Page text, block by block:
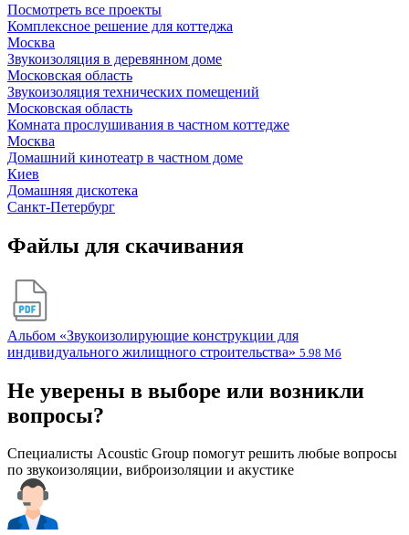
Посмотреть все проекты
Комплексное решение для коттеджа
Москва
Звукоизоляция в деревянном доме
Московская область
Звукоизоляция технических помещений
Московская область
Комната прослушивания в частном коттедже
Москва
Домашний кинотеатр в частном доме
Киев
Домашняя дискотека
Санкт-Петербург
Файлы для скачивания
Альбом «Звукоизолирующие конструкции для
индивидуального жилищного строительства» 5.98 Мб
Не уверены в выборе или возникли
вопросы?
Специалисты Acoustic Group помогут решить любые вопросы
по звукоизоляции, виброизоляции и акустике